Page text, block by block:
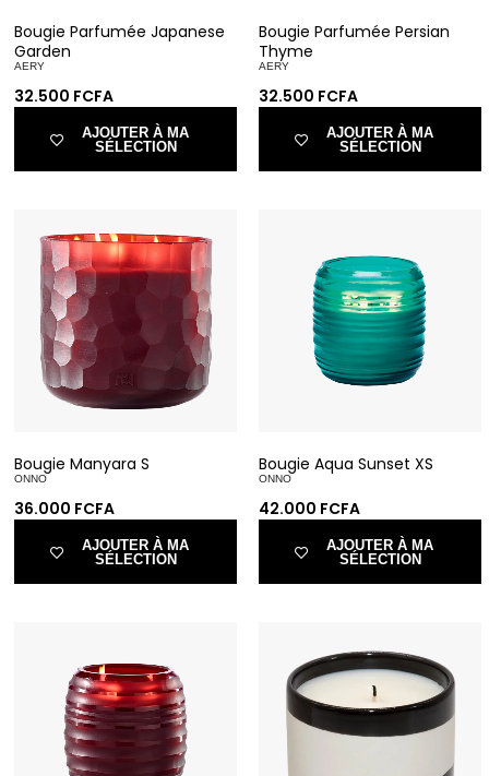
Bougie Parfumée Japanese
Garden
AERY
32.500 FCFA
AJOUTER À MA
SÉLECTION
Bougie Parfumée Persian
Thyme
AERY
32.500 FCFA
AJOUTER À MA
SÉLECTION
Bougie Manyara S
ONNO
36.000 FCFA
AJOUTER À MA
SÉLECTION
Bougie Aqua Sunset XS
ONNO
42.000 FCFA
AJOUTER À MA
SÉLECTION